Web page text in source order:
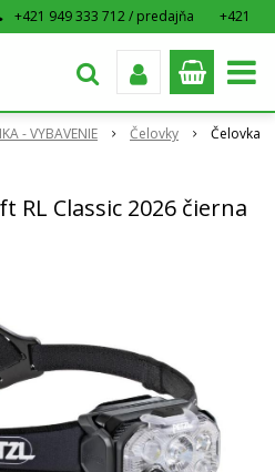
+421 949 333 712 / predajňa
+421
- VYBAVENIE Čelovky
Čelovka
RL Classic 2026 čierna